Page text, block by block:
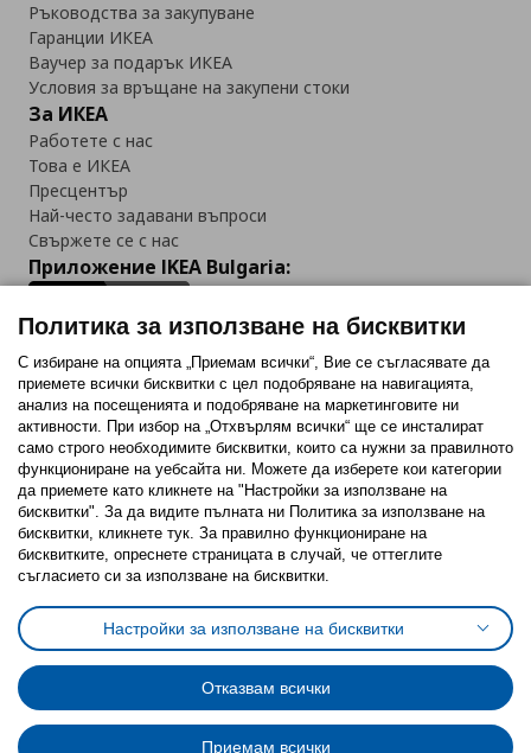
Ръководства за закупуване
Гаранции ИКЕА
Ваучер за подарък ИКЕА
Условия за връщане на закупени стоки
За ИКЕА
Работете с нас
Това е ИКЕА
Пресцентър
Най-често задавани въпроси
Свържете се с нас
Приложение IKEA Bulgaria:
Последвайте ни:
FacebookTwitterYoutubePinterestInstagram
Политика за използване на бисквитки (Cookies)
Избор на настройки за използване на бисквитки
Условия за ползване на ikea.bgОбща политика за личните данни
Политика за защита на личните данни на ikea.bg
Общи условия на програма IKEA Family
Политика за защита на лични данни на програма IKEA Family
Политика за използване на бисквитки
С избиране на опцията „Приемам всички“, Вие се съгласявате да
приемете всички бисквитки с цел подобряване на навигацията,
анализ на посещенията и подобряване на маркетинговите ни
активности. При избор на „Отхвърлям всички“ ще се инсталират
само строго необходимитe бисквитки, които са нужни за правилното
функциониране на уебсайта ни. Можете да изберете кои категории
да приемете като кликнете на "Настройки за използване на
бисквитки". За да видите пълната ни Политика за използване на
бисквитки, кликнете тук. За правилно функциониране на
бисквитките, опреснете страницата в случай, че оттеглите
съгласието си за използване на бисквитки.
Настройки за използване на бисквитки
Отказвам всички
Приемам всички